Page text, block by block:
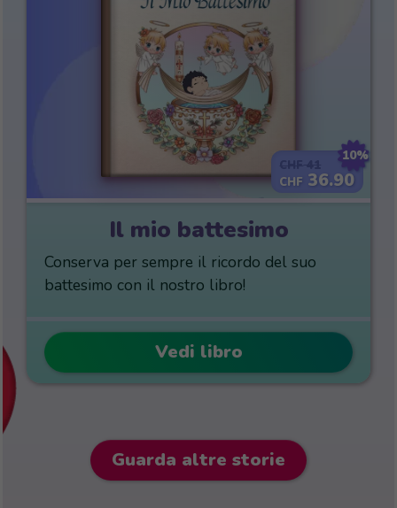
10%
CHF 36.90
Il mio battesimo
Conserva per sempre il ricordo del suo
battesimo con il nostro libro!
Vedi libro
Guarda altre storie